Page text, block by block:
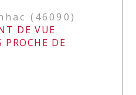
(46090)
DE VUE
DE